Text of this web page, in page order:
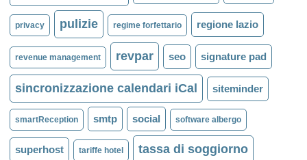
privacy pulizie regime forfettario regione lazio
revenue management revpar seo signature pad
sincronizzazione calendari iCal siteminder
smartReception smtp social software albergo
superhost tariffe hotel tassa di soggiorno